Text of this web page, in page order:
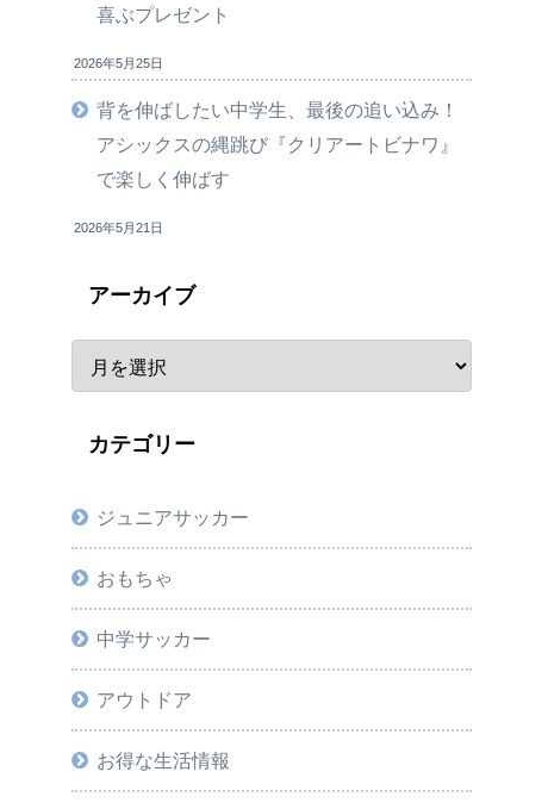
喜ぶプレゼント
2026年5月25日
背を伸ばしたい中学生、最後の追い込み！
アシックスの縄跳び『クリアートビナワ』
で楽しく伸ばす
2026年5月21日
アーカイブ
カテゴリー
ジュニアサッカー
おもちゃ
中学サッカー
アウトドア
お得な生活情報